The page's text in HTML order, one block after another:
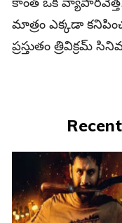
కాంత్ ఒక వ్యాపారవేత్త.
మాత్రం ఎక్క‌డా
ప్ర‌స్తుతం త్రివిక్ర‌మ్